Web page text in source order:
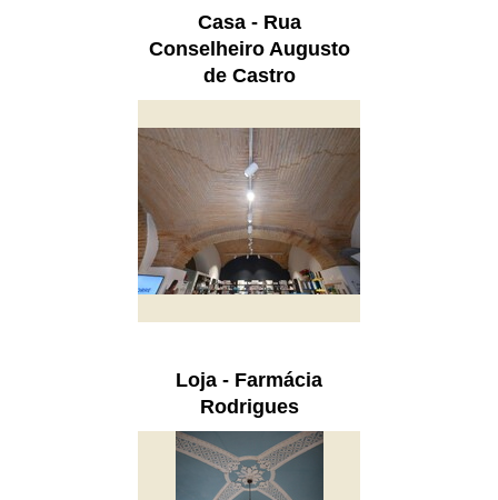
Casa - Rua
Conselheiro Augusto
de Castro
Loja - Farmácia
Rodrigues